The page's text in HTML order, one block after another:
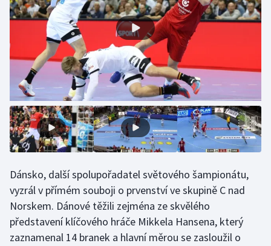
Motorsport
Olympijské hry
Parasport
Plavání
Plážový volejbal
Ragby
Rychlobruslení
Rychlostní kanoistika
Dánsko, další spolupořadatel světového šampionátu,
vyzrál v přímém souboji o prvenství ve skupině C nad
Norskem. Dánové těžili zejména ze skvělého
představení klíčového hráče Mikkela Hansena, který
zaznamenal 14 branek a hlavní měrou se zasloužil o